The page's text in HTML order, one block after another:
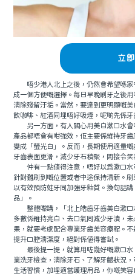
立
唔少港人北上之後，仍然會希望喺家
成一個方便嘅選擇。每日早晚刷牙之後
清除殘留汙垢。當然，要達到更明顯嘅
飲咖啡、紅酒同埋唔好吸煙，呢啲先係牙
另一方面，有人關心用美白漱口水會
產品都唔會有咁強效，佢主要係維持牙
變成「螢光白」。反而，長期使用適量
牙齒表面更滑，減少牙石積聚，間接令笑
仲有一點值得注意，唔好以為漱口水
針對難刷到嘅位置或者中途保持清新。
以有效預防蛀牙同加強牙釉質。換句話
品」。
整體嚟講，「北上皓齒牙齒美白漱口
多數係維持亮白、去口氣同減少牙漬，
果，就要考慮配合專業牙齒美容療程。
提升口腔清潔度，絕對係值得嘗試。
最後提一提，就算用咗幾好嘅漱口水
業洗牙檢查，清除牙石、了解牙齦狀況
生活習慣，加埋適當護理用品，你嘅笑